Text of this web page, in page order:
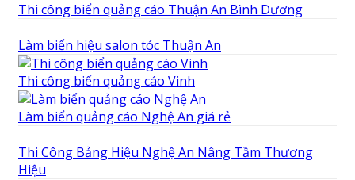
Thi công biển quảng cáo Thuận An Bình Dương
Làm biển hiệu salon tóc Thuận An
Thi công biển quảng cáo Vinh
Làm biển quảng cáo Nghệ An giá rẻ
Thi Công Bảng Hiệu Nghệ An Nâng Tầm Thương
Hiệu